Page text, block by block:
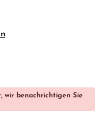
5 Sternen
wir benachrichtigen Sie